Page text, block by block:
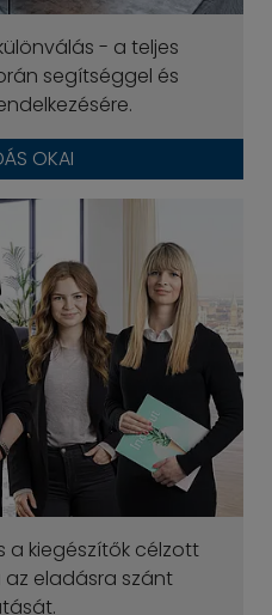
- a teljes
segítséggel és
OKAI
a kiegészítők célzott
eladásra szánt